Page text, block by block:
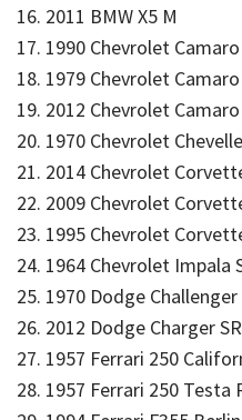
16. 2011 BMW X5 M
17. 1990 Chevrolet
18. 1979 Chevrolet
19. 2012 Chevrolet
20. 1970 Chevrolet
21. 2014 Chevrolet
22. 2009 Chevrolet
23. 1995 Chevrolet
24. 1964 Chevrolet Impala
25. 1970 Dodge
26. 2012 Dodge Charger
27. 1957 Ferrari 250
28. 1957 Ferrari 250 Testa